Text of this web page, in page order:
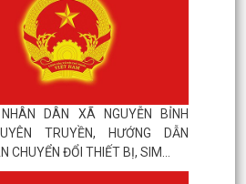
DÂN XÃ NGUYỄN BỈNH
TRUYỀN, HƯỚNG DẪN
CHUYỂN ĐỔI THIẾT BỊ, SIM...